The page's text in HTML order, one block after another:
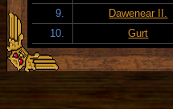
9.
Dawenear II.
10.
Gurt